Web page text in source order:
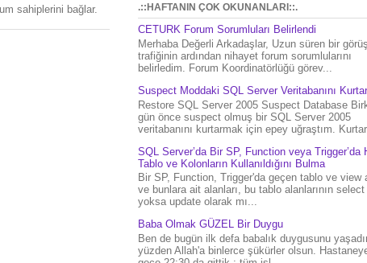
sahiplerini bağlar. .::HAFTANIN ÇOK OKUNANLARI::.
CETURK Forum Sorumluları Belirlendi
Merhaba Değerli Arkadaşlar, Uzun süren bir
trafiğinin ardından nihayet forum sorumlularını
belirledim. Forum Koordinatörlüğü görev...
Suspect Moddaki SQL Server Veritabanını
Restore SQL Server 2005 Suspect Database
gün önce suspect olmuş bir SQL Server 2005
veritabanını kurtarmak için epey uğraştım.
SQL Server’da Bir SP, Function veya Trigger’da
Tablo ve Kolonların Kullanıldığını Bulma
Bir SP, Function, Trigger'da geçen tablo ve view
ve bunlara ait alanları, bu tablo alanlarının
yoksa update olarak mı...
Baba Olmak GÜZEL Bir Duygu
Ben de bugün ilk defa babalık duygusunu
yüzden Allah'a binlerce şükürler olsun.